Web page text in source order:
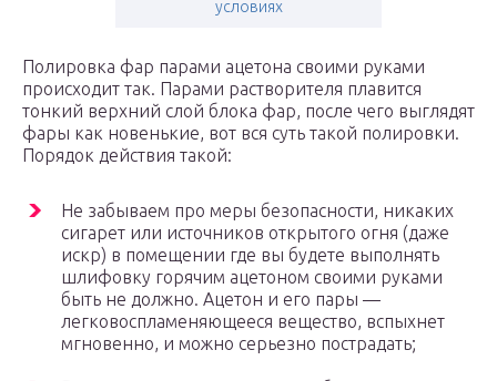
условиях
Полировка фар парами ацетона своими руками
происходит так. Парами растворителя плавится
тонкий верхний слой блока фар, после чего выглядят
фары как новенькие, вот вся суть такой полировки.
Порядок действия такой:
Не забываем про меры безопасности, никаких
сигарет или источников открытого огня (даже
искр) в помещении где вы будете выполнять
шлифовку горячим ацетоном своими руками
быть не должно. Ацетон и его пары —
легковоспламеняющееся вещество, вспыхнет
мгновенно, и можно серьезно пострадать;